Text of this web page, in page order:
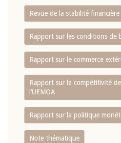
Revue de la stabilité financière
Rapport sur les conditions de
Rapport sur le commerce
Rapport sur la compétitivité
l‘UEMOA
Rapport sur la politique
Note thématique